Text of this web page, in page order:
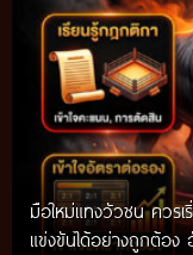
มือใหม่แทงวัวชน ควรเ
แข่งขันได้อย่างถูกต้อง